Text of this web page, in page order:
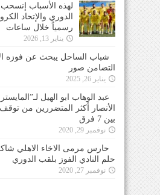
لهذه الأسباب
الدوري والإتحاد
رسمياً خلال ساعات
يناير 13, 2026
شباب الساحل يبحث عن فوزه
التضامن صور
يناير 26, 2025
عبد الوهاب ابو الهيل
الأنصار أكثر المتضررين من
بين 7 فرق
نوفمبر 29, 2020
حارس مرمى الاخاء الاهلي
حلم النادي الفوز بلقب الدوري
نوفمبر 27, 2020